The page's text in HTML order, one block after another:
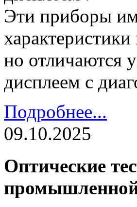
Эти приборы
но отличаются
дисплеем с
Подробнее...
09.10.2025
Оптические